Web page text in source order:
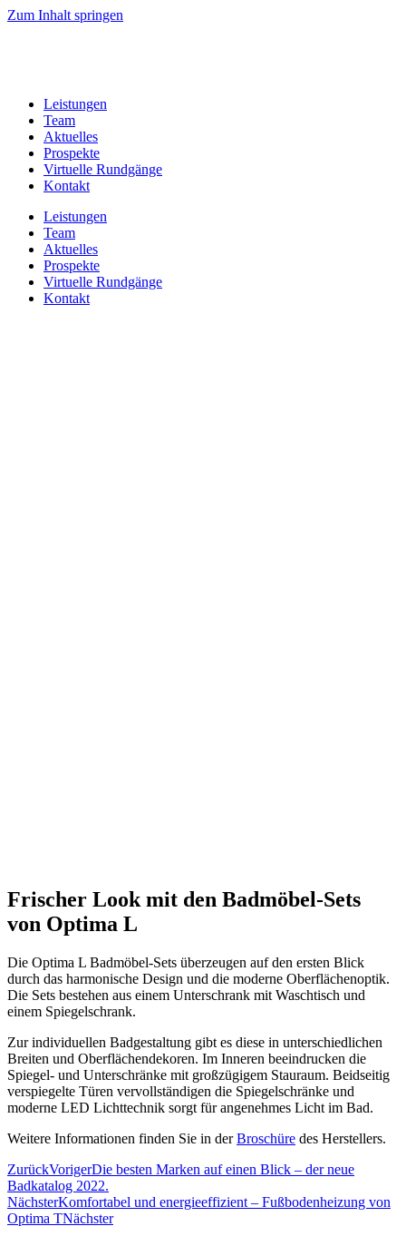
Zum Inhalt springen
Leistungen
Team
Aktuelles
Prospekte
Virtuelle Rundgänge
Kontakt
Leistungen
Team
Aktuelles
Prospekte
Virtuelle Rundgänge
Kontakt
Frischer Look mit den Badmöbel-Sets
von Optima L
Die Optima L Badmöbel-Sets überzeugen auf den ersten Blick
durch das harmonische Design und die moderne Oberflächenoptik.
Die Sets bestehen aus einem Unterschrank mit Waschtisch und
einem Spiegelschrank.
Zur individuellen Badgestaltung gibt es diese in unterschiedlichen
Breiten und Oberflächendekoren. Im Inneren beeindrucken die
Spiegel- und Unterschränke mit großzügigem Stauraum. Beidseitig
verspiegelte Türen vervollständigen die Spiegelschränke und
moderne LED Lichttechnik sorgt für angenehmes Licht im Bad.
Weitere Informationen finden Sie in derBroschüre des Herstellers.
ZurückVorigerDie besten Marken auf einen Blick – der neue
Badkatalog 2022.
NächsterKomfortabel und energieeffizient – Fußbodenheizung von
Optima TNächster